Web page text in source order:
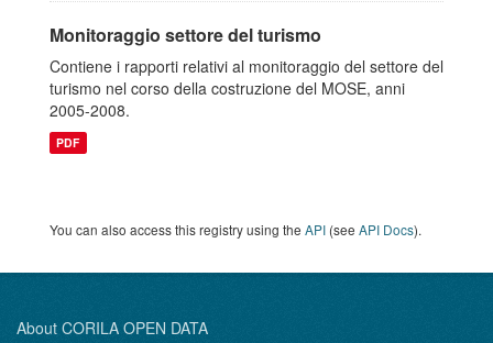
Monitoraggio settore del turismo
Contiene i rapporti relativi al monitoraggio del settore del
turismo nel corso della costruzione del MOSE, anni
2005-2008.
PDF
You can also access this registry using the API (see API Docs).
About CORILA OPEN DATA